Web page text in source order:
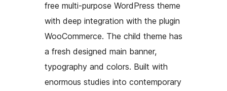
free multi-purpose WordPress theme
with deep integration with the plugin
WooCommerce. The child theme has
a fresh designed main banner,
typography and colors. Built with
enormous studies into contemporary